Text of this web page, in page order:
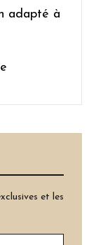
adapté à
et les